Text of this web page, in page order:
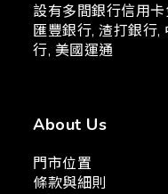
設有多間銀行信用
匯豐銀行, 渣打銀行,
行, 美國運通
About Us
門市位置
條款與細則